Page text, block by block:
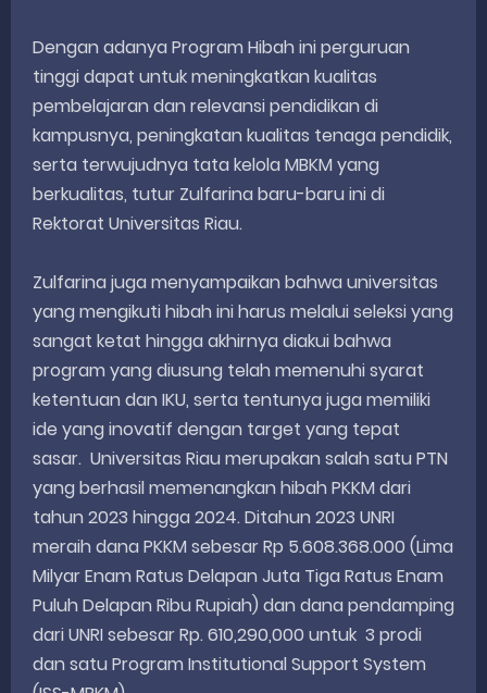
Dengan adanya Program Hibah ini perguruan
tinggi dapat untuk meningkatkan kualitas
pembelajaran dan relevansi pendidikan di
kampusnya, peningkatan kualitas tenaga pendidik,
serta terwujudnya tata kelola MBKM yang
berkualitas, tutur Zulfarina baru-baru ini di
Rektorat Universitas Riau.
Zulfarina juga menyampaikan bahwa universitas
yang mengikuti hibah ini harus melalui seleksi yang
sangat ketat hingga akhirnya diakui bahwa
program yang diusung telah memenuhi syarat
ketentuan dan IKU, serta tentunya juga memiliki
ide yang inovatif dengan target yang tepat
sasar. Universitas Riau merupakan salah satu PTN
yang berhasil memenangkan hibah PKKM dari
tahun 2023 hingga 2024. Ditahun 2023 UNRI
meraih dana PKKM sebesar Rp 5.608.368.000 (Lima
Milyar Enam Ratus Delapan Juta Tiga Ratus Enam
Puluh Delapan Ribu Rupiah) dan dana pendamping
dari UNRI sebesar Rp. 610,290,000 untuk 3 prodi
dan satu Program Institutional Support System